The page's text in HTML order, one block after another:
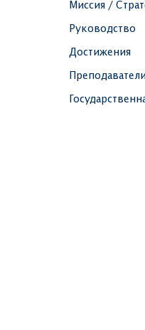
Миссия /
Руководство
Достижения